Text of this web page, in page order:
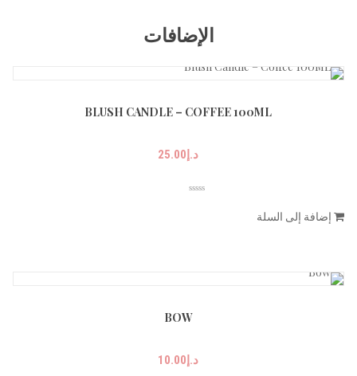
الإضافات
BLUSH CANDLE – COFFEE 100ML
د.إ25.00
إضافة إلى السلة
BOW
د.إ10.00